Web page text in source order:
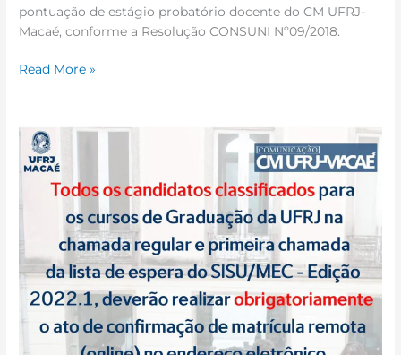
pontuação de estágio probatório docente do CM UFRJ-
Macaé, conforme a Resolução CONSUNI Nº09/2018.
Read More »
Matrícula
2022.1